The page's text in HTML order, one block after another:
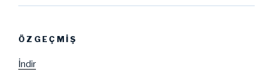
ÖZGEÇMIŞ
İndir